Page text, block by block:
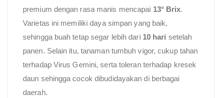
premium dengan rasa manis mencapai 13° Brix.
Varietas ini memiliki daya simpan yang baik,
sehingga buah tetap segar lebih dari 10 hari setelah
panen. Selain itu, tanaman tumbuh vigor, cukup tahan
terhadap Virus Gemini, serta toleran terhadap kresek
daun sehingga cocok dibudidayakan di berbagai
daerah.